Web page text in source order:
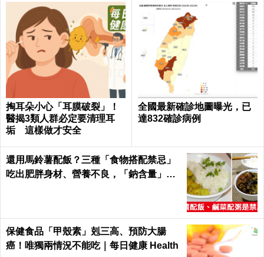
掏耳朵小心「耳膜破裂」！
醫揭3類人群必定要清理耳
垢 這樣做才安全
全國最新確診地圖曝光，已
達832確診病例
還用馬鈴薯配飯？三種「食物搭配禁忌」
吃出肥胖身材、營養不良，「鈉含量」爆
保健食品「甲殼素」剋三高、預防大腸
癌！唯獨兩情況不能吃｜每日健康 Health